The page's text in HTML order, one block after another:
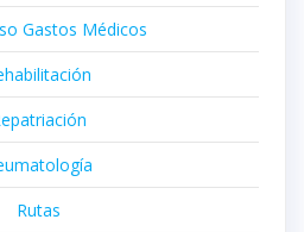
Gastos Médicos
Rutas